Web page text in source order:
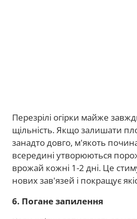
Перезрілі огірки майже
щільність. Якщо залишати
занадто довго, м'якоть
всередині утворюються
врожай кожні 1-2 дні. Це
нових зав'язей і покращує
6. Погане запилення